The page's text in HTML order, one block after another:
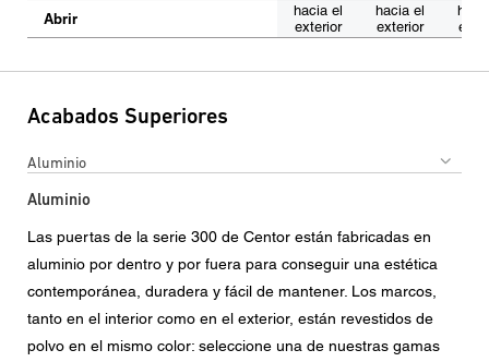
Abrir
hacia el
exterior
hacia el
exterior
Acabados Superiores
Aluminio
Aluminio
Las puertas de la serie 300 de Centor están fabricadas en
aluminio por dentro y por fuera para conseguir una estética
contemporánea, duradera y fácil de mantener. Los marcos,
tanto en el interior como en el exterior, están revestidos de
polvo en el mismo color: seleccione una de nuestras gamas